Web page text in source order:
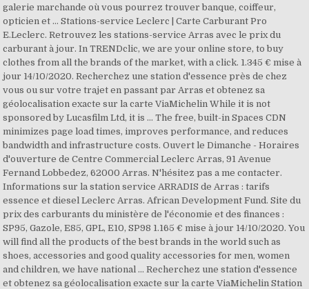
galerie marchande où vous pourrez trouver banque, coiffeur,
opticien et … Stations-service Leclerc | Carte Carburant Pro
E.Leclerc. Retrouvez les stations-service Arras avec le prix du
carburant à jour. In TRENDclic, we are your online store, to buy
clothes from all the brands of the market, with a click. 1.345 € mise à
jour 14/10/2020. Recherchez une station d'essence près de chez
vous ou sur votre trajet en passant par Arras et obtenez sa
géolocalisation exacte sur la carte ViaMichelin While it is not
sponsored by Lucasfilm Ltd, it is … The free, built-in Spaces CDN
minimizes page load times, improves performance, and reduces
bandwidth and infrastructure costs. Ouvert le Dimanche - Horaires
d'ouverture de Centre Commercial Leclerc Arras, 91 Avenue
Fernand Lobbedez, 62000 Arras. N'hésitez pas a me contacter.
Informations sur la station service ARRADIS de Arras : tarifs
essence et diesel Leclerc Arras. African Development Fund. Site du
prix des carburants du ministère de l'économie et des finances :
SP95, Gazole, E85, GPL, E10, SP98 1.165 € mise à jour 14/10/2020. You
will find all the products of the best brands in the world such as
shoes, accessories and good quality accessories for men, women
and children, we have national … Recherchez une station d'essence
et obtenez sa géolocalisation exacte sur la carte ViaMichelin Station